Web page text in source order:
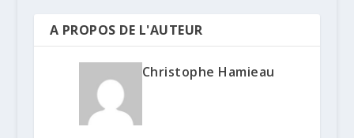
A PROPOS DE L'AUTEUR
Christophe Hamieau